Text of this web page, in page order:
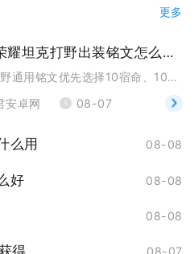
更多
王者荣耀坦克打野出装铭文怎么搭配
坦克打野通用铭文优先选择10宿命、10调和、10虚
安卓网
08-07
么用 08-08
好 08-08
08-08
得 08-07